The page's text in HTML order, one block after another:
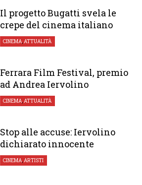
Il progetto Bugatti svela le
crepe del cinema italiano
CINEMA,ATTUALITÀ
Ferrara Film Festival, premio
ad Andrea Iervolino
CINEMA,ATTUALITÀ
Stop alle accuse: Iervolino
dichiarato innocente
CINEMA,ARTISTI